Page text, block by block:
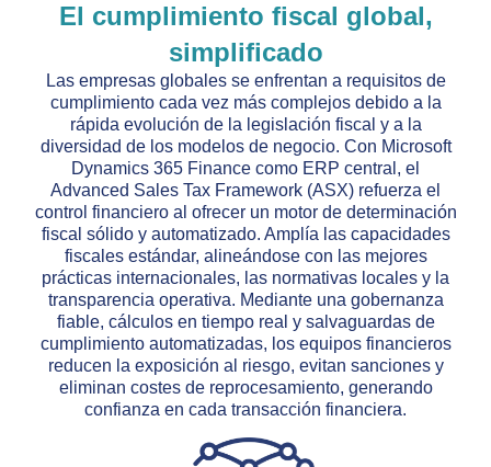
El cumplimiento fiscal global,
simplificado
Las empresas globales se enfrentan a requisitos de
cumplimiento cada vez más complejos debido a la
rápida evolución de la legislación fiscal y a la
diversidad de los modelos de negocio. Con Microsoft
Dynamics 365 Finance como ERP central, el
Advanced Sales Tax Framework (ASX) refuerza el
control financiero al ofrecer un motor de determinación
fiscal sólido y automatizado. Amplía las capacidades
fiscales estándar, alineándose con las mejores
prácticas internacionales, las normativas locales y la
transparencia operativa. Mediante una gobernanza
fiable, cálculos en tiempo real y salvaguardas de
cumplimiento automatizadas, los equipos financieros
reducen la exposición al riesgo, evitan sanciones y
eliminan costes de reprocesamiento, generando
confianza en cada transacción financiera.